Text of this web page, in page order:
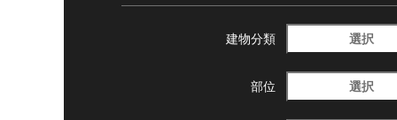
建物分類 選択
部位 選択